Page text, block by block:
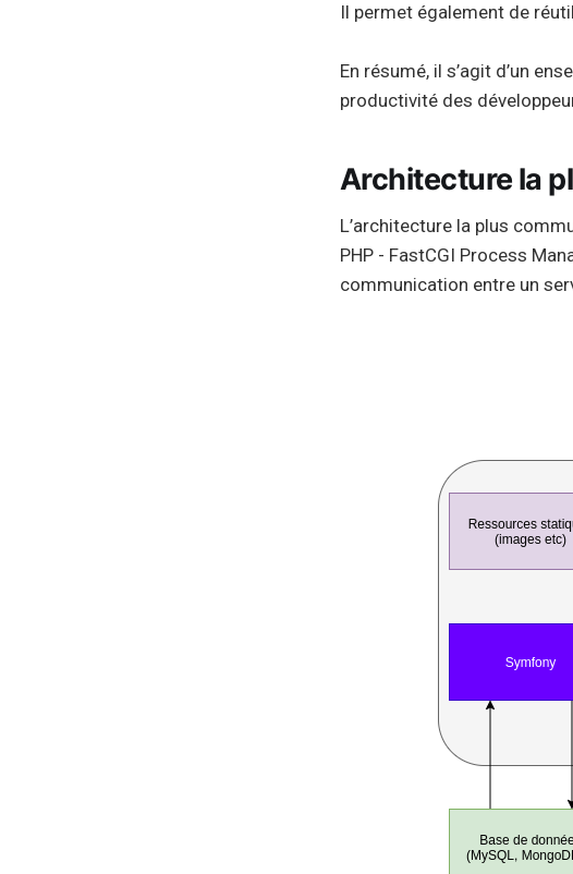
Il permet également de
En résumé, il s’agit d’un
productivité des
Architecture la
L’architecture la plus
PHP - FastCGI Process
communication entre un